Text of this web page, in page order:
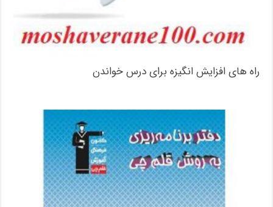
راه های افزایش انگیزه برای درس خواندن